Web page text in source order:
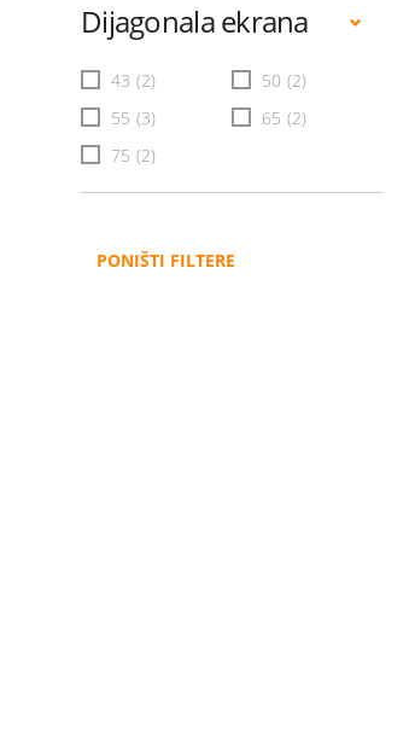
Dijagonala ekrana
43 (2) 50 (2)
55 (3) 65 (2)
75 (2)
PONIŠTI FILTERE